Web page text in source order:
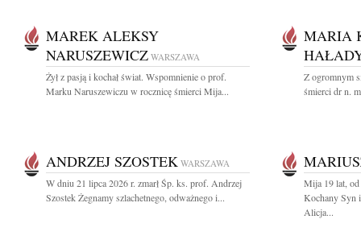
MAREK ALEKSY
NARUSZEWICZ WARSZAWA
Żył z pasją i kochał świat. Wspomnienie o prof.
Marku Naruszewiczu w rocznicę śmierci Mija...
MARIA
Z ogromnym
śmierci dr n.
ANDRZEJ SZOSTEK WARSZAWA
W dniu 21 lipca 2026 r. zmarł Śp. ks. prof. Andrzej
Szostek Żegnamy szlachetnego, odważnego i...
Mija 19 lat,
Kochany Syn
Alicja...